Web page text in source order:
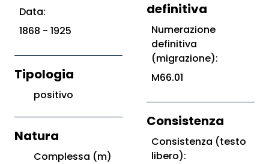
Data:
1868 - 1925
Tipologia
positivo
Natura
Complessa (m)
definitiva
Numerazione
definitiva
(migrazione):
M66.01
Consistenza
Consistenza (testo
libero):